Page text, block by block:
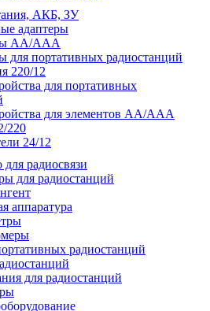
АКБ, ЗУ
адаптеры
АА/ААА
для портативных радиостанций
220/12
для портативных
для элементов АА/ААА
220
24/12
радиосвязи
для радиостанций
аппаратура
радиостанций
для радиостанций